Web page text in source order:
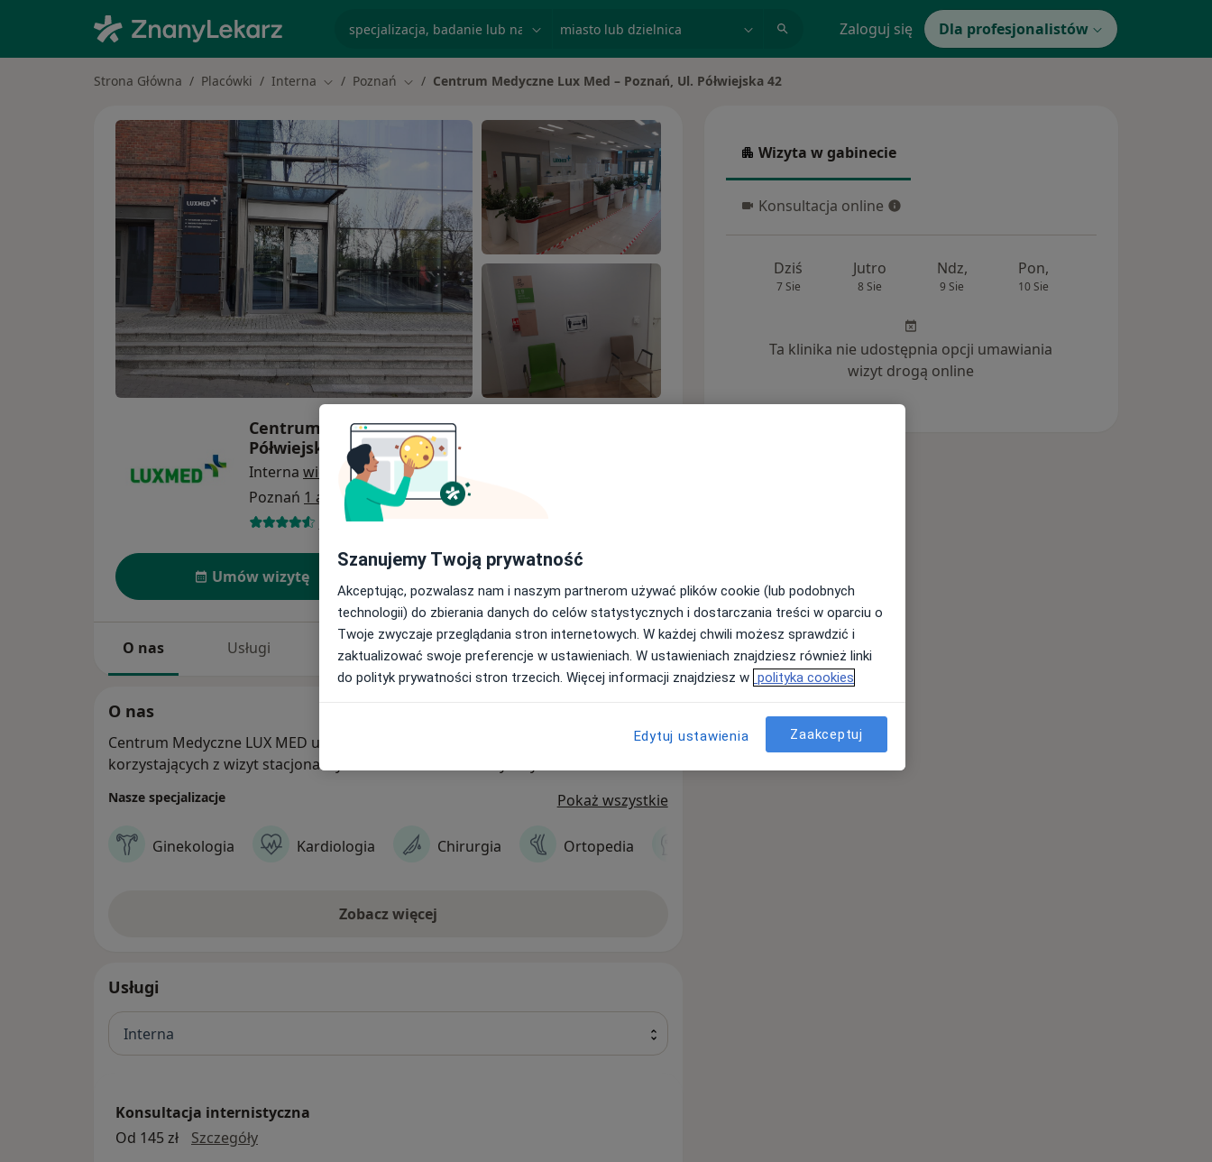
Zaloguj się Dla profesjonalistów
Strona Główna Placówki Interna Zmień miasto
Poznań Zmień miasto
Centrum Medyczne Lux Med – Poznań, Ul. Półwiejska 42
Centrum Medyczne LUX MED – Poznań, ul.
Półwiejska 42
Interna więcej
Poznań 1 adres
571 opinii
Umów wizytę
O nas Usługi Specjaliści Adresy Opinie
O nas
Centrum Medyczne LUX MED ul. Półwiejska 42 dedykowane jest dla Pacjentów
korzystających z wizyt stacjonarnych oraz Porad Telemedycznych.
Nasze specjalizacje Pokaż wszystkie
Ginekologia Kardiologia Chirurgia Ortopedia
Zobacz więcej
Usługi
Interna
Konsultacja internistyczna
Od 145 zł
Szczegółykonsultacja internistyczna
Wizyta w gabinecie
Wizyta w gabinecie
Konsultacja online
Konsultacja online
Dziś
7 Sie
Jutro
8 Sie
Ndz,
9 Sie
Pon,
10 Sie
Ta klinika nie udostępnia opcji umawiania
wizyt drogą online
Szanujemy Twoją prywatność
Akceptując, pozwalasz nam i naszym partnerom używać plików cookie (lub podobnych
technologii) do zbierania danych do celów statystycznych i dostarczania treści w oparciu o
Twoje zwyczaje przeglądania stron internetowych. W każdej chwili możesz sprawdzić i
zaktualizować swoje preferencje w ustawieniach. W ustawieniach znajdziesz również linki
do polityk prywatności stron trzecich. Więcej informacji znajdziesz w polityka cookies
Edytuj ustawienia Zaakceptuj